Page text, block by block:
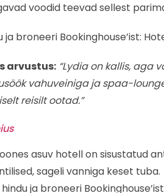
voodid teevad sellest
ja broneeri Bookinghouse’ist:
arvustus: “Lydia on kallis, aga
vahuveiniga ja spaa-
reisilt ootad.”
asuv hotell on sisustatud
sageli vanniga keset tuba.
ja broneeri